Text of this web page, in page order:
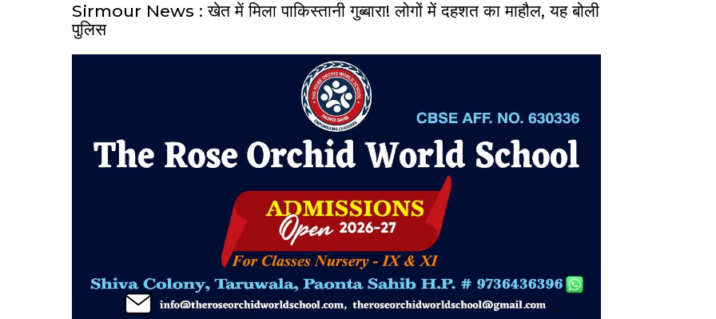
Sirmour News : खेत में मिला पाकिस्तानी गुब्बारा! लोगों में दहशत का माहौल, यह बोली
पुलिस